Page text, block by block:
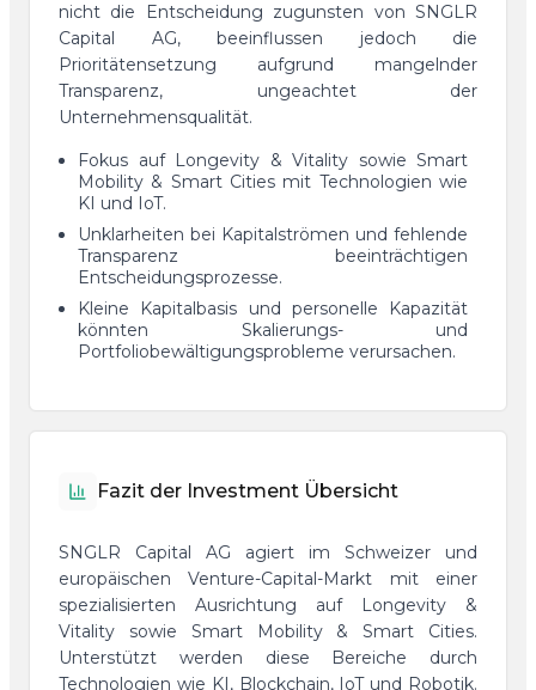
nicht die Entscheidung zugunsten von SNGLR
Capital AG, beeinflussen jedoch die
Prioritätensetzung aufgrund mangelnder
Transparenz, ungeachtet der
Unternehmensqualität.
Fokus auf Longevity & Vitality sowie Smart
Mobility & Smart Cities mit Technologien wie
KI und IoT.
Unklarheiten bei Kapitalströmen und fehlende
Transparenz beeinträchtigen
Entscheidungsprozesse.
Kleine Kapitalbasis und personelle Kapazität
könnten Skalierungs- und
Portfoliobewältigungsprobleme verursachen.
Fazit der Investment Übersicht
SNGLR Capital AG agiert im Schweizer und
europäischen Venture-Capital-Markt mit einer
spezialisierten Ausrichtung auf Longevity &
Vitality sowie Smart Mobility & Smart Cities.
Unterstützt werden diese Bereiche durch
Technologien wie KI, Blockchain, IoT und Robotik.